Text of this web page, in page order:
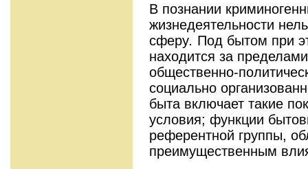
В познании
жизнедеятельности
сферу. Под бытом при
находится за
общественно-
социально
быта включает такие
условия; функции
референтной группы,
преимущественным